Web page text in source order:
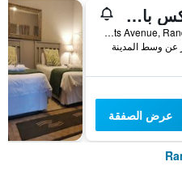
أكوستكس باكباكرز لودج
477 Jan Smuts Avenue, Randburg, محافظة غاوتينج, جنوب أفريقيا
عرض الصفقة